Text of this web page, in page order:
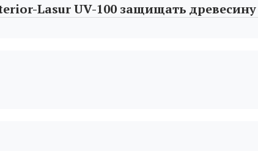
Lasur UV-100 защищать древесину